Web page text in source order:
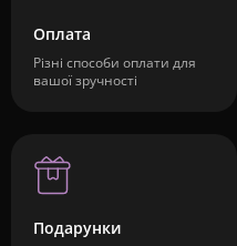
Оплата
Різні способи оплати для
вашої зручності
Подарунки